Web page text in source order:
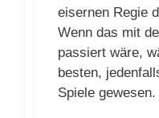
eisernen Regie
Wenn das mit
passiert wäre,
besten,
Spiele gewesen.